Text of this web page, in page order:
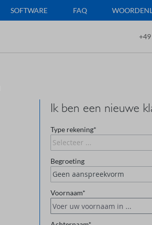
SOFTWARE FAQ
Ik ben een nieuwe
Persoonlijke
Type rekening*
Begroeting
Voornaam*